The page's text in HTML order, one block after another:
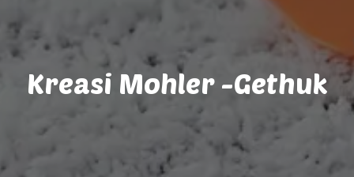
Kreasi Mohler -Gethuk